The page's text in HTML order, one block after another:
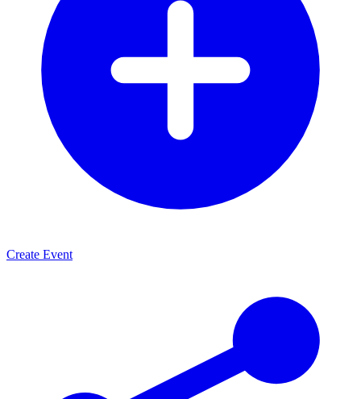
Create Event